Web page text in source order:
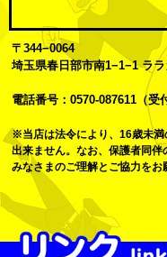
〒344−0064
埼玉県春日部市南1−1−1 ラ
電話番号：0570-087611（受
※当店は法令により、16歳未
出来ません。なお、保護者同
みなさまのご理解とご協力をお